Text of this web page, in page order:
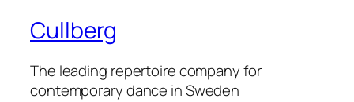
Cullberg
The leading repertoire company for
contemporary dance in Sweden